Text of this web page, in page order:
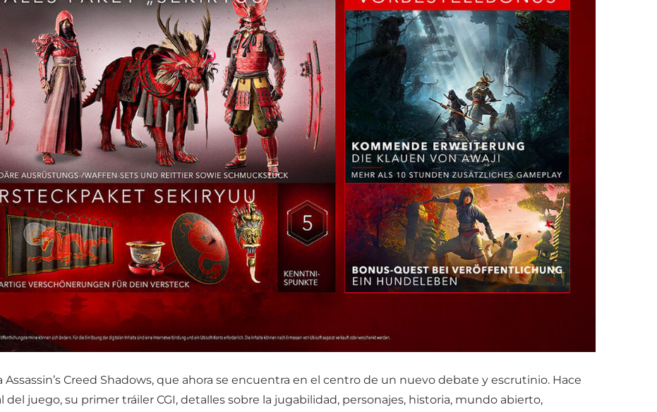
Creed Shadows, que ahora se encuentra en el centro de un nuevo debate y escrutinio. Hace
juego, su primer tráiler CGI, detalles sobre la jugabilidad, personajes, historia, mundo abierto,